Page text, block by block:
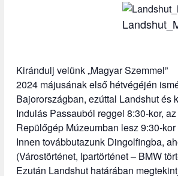
Kirándulj velünk „Magyar Szemmel”
2024 májusának első hétvégéjén
Bajorországban, ezúttal Landshut és
Indulás Passauból reggel 8:30-kor,
Repülőgép Múzeumban lesz 9:30-
Innen továbbutazunk Dingolfingba,
(Várostörténet, Ipartörténet – BMW
Ezután Landshut határában